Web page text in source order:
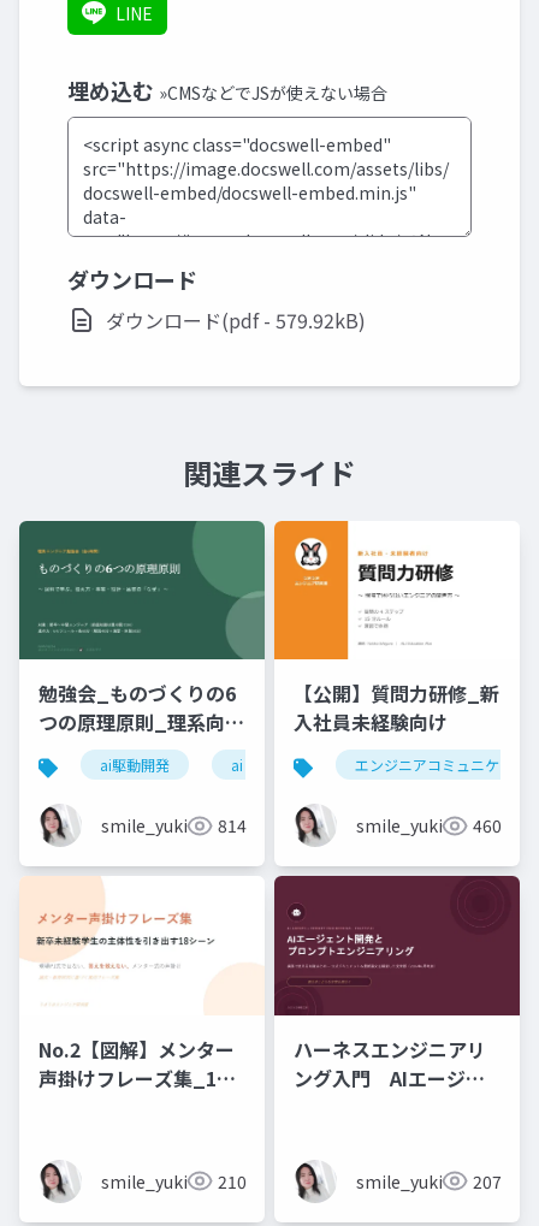
LINE
埋め込む »CMSなどでJSが使えない場合
ダウンロード
ダウンロード(pdf - 579.92kB)
関連スライド
勉強会_ものづくりの6
つの原理原則_理系向け
6時間_2026_05_24_
石黒友季子
ai駆動開発 ai
smile_yukiko_it814
【公開】質問力研修_新
入社員未経験向け
エンジニアコミュニケーシ
smile_yukiko_it460
No.2【図解】メンター
声掛けフレーズ集_18
smile_yukiko_it210
ハーネスエンジニアリ
ング入門 AIエージェ
smile_yukiko_it207